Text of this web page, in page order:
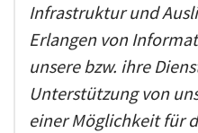
Infrastruktur und
Erlangen von
unsere bzw. ihre
Unterstützung von
einer Möglichkeit für